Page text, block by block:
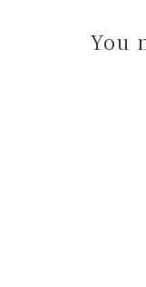
You